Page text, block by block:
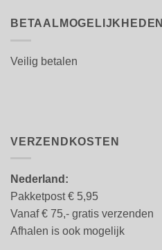
BETAALMOGELIJKHEDEN
Veilig betalen
VERZENDKOSTEN
Nederland:
Pakketpost € 5,95
Vanaf € 75,- gratis verzenden
Afhalen is ook mogelijk